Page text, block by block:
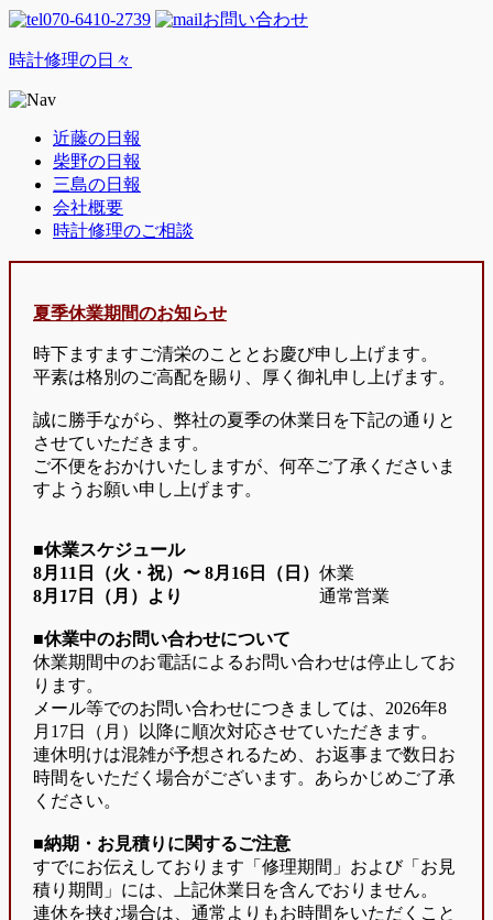
070-6410-2739 お問い合わせ
時計修理の日々
近藤の日報
柴野の日報
三島の日報
会社概要
時計修理のご相談
夏季休業期間のお知らせ
時下ますますご清栄のこととお慶び申し上げます。
平素は格別のご高配を賜り、厚く御礼申し上げます。
誠に勝手ながら、弊社の夏季の休業日を下記の通りと
させていただきます。
ご不便をおかけいたしますが、何卒ご了承くださいま
すようお願い申し上げます。
■休業スケジュール
8月11日（火・祝）〜 8月16日（日） 休業
8月17日（月）より
通常営業
■休業中のお問い合わせについて
休業期間中のお電話によるお問い合わせは停止してお
ります。
メール等でのお問い合わせにつきましては、2026年8
月17日（月）以降に順次対応させていただきます。
連休明けは混雑が予想されるため、お返事まで数日お
時間をいただく場合がございます。あらかじめご了承
ください。
■納期・お見積りに関するご注意
すでにお伝えしております「修理期間」および「お見
積り期間」には、上記休業日を含んでおりません。
連休を挟む場合は、通常よりもお時間をいただくこと